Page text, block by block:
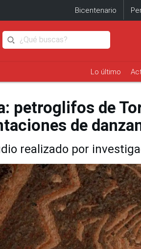
Bicentenario
Lo último
petroglifos de
de
realizado por